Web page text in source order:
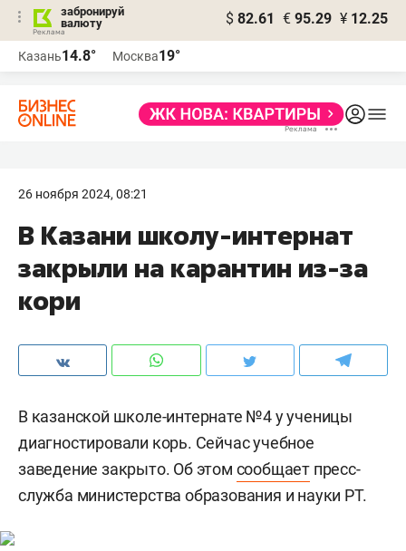
забронируй
валюту
$ 82.61 € 95.29 ¥ 12.25
Казань14.8° Москва19°
26 ноября 2024, 08:21
В Казани школу-интернат
закрыли на карантин из-за
кори
В казанской школе-интернате №4 у ученицы
диагностировали корь. Сейчас учебное
заведение закрыто. Об этом сообщает пресс-
служба министерства образования и науки РТ.